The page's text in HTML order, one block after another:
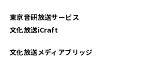
東京音研放送サービス
文化放送iCraft
文化放送メディアブリッジ